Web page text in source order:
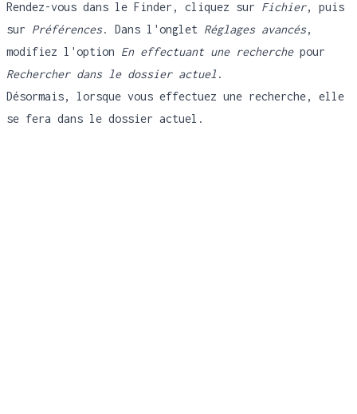
Rendez-vous dans le Finder, cliquez sur Fichier, puis
sur Préférences. Dans l'onglet Réglages avancés,
modifiez l'option En effectuant une recherchepour
Rechercher dans le dossier actuel .
Désormais, lorsque vous effectuez une recherche, elle
se fera dans le dossier actuel.